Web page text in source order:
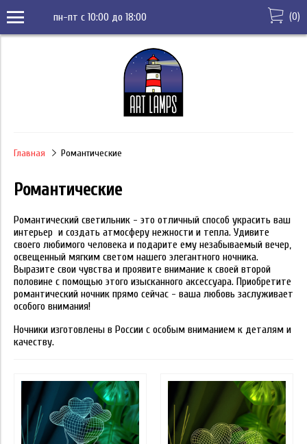
пн-пт с 10:00 до 18:00 (0)
Главная Романтические
Романтические
Романтический светильник - это отличный способ украсить ваш
интерьер и создать атмосферу нежности и тепла. Удивите
своего любимого человека и подарите ему незабываемый вечер,
освещенный мягким светом нашего элегантного ночника.
Выразите свои чувства и проявите внимание к своей второй
половине с помощью этого изысканного аксессуара. Приобретите
романтический ночник прямо сейчас - ваша любовь заслуживает
особого внимания!
Ночники изготовлены в России с особым вниманием к деталям и
качеству.